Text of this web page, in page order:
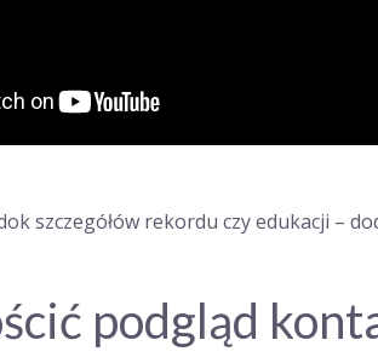
szczegółów rekordu czy edukacji –
podgląd